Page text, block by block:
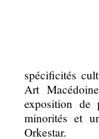
spécificités
Art
exposition de
minorités et
Orkestar.